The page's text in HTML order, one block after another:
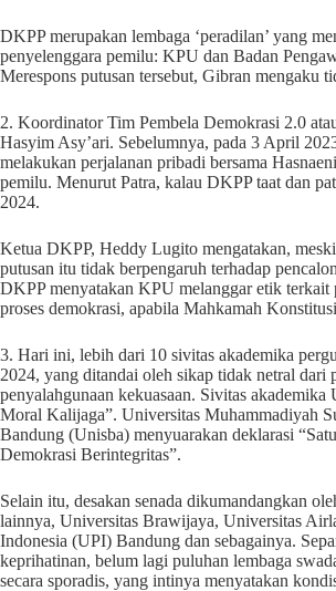
DKPP merupakan lembaga ‘peradilan’ yang
penyelenggara pemilu: KPU dan Badan
Merespons putusan tersebut, Gibran mengaku
2. Koordinator Tim Pembela Demokrasi 2.0
Hasyim Asy’ari. Sebelumnya, pada 3 April
melakukan perjalanan pribadi bersama
pemilu. Menurut Patra, kalau DKPP taat dan
2024.
Ketua DKPP, Heddy Lugito mengatakan,
putusan itu tidak berpengaruh terhadap
DKPP menyatakan KPU melanggar etik terkait
proses demokrasi, apabila Mahkamah
3. Hari ini, lebih dari 10 sivitas akademika
2024, yang ditandai oleh sikap tidak netral dari
penyalahgunaan kekuasaan. Sivitas
Moral Kalijaga”. Universitas Muhammadiyah
Bandung (Unisba) menyuarakan deklarasi
Demokrasi Berintegritas”.
Selain itu, desakan senada dikumandangkan
lainnya, Universitas Brawijaya, Universitas
Indonesia (UPI) Bandung dan sebagainya.
keprihatinan, belum lagi puluhan lembaga
secara sporadis, yang intinya menyatakan